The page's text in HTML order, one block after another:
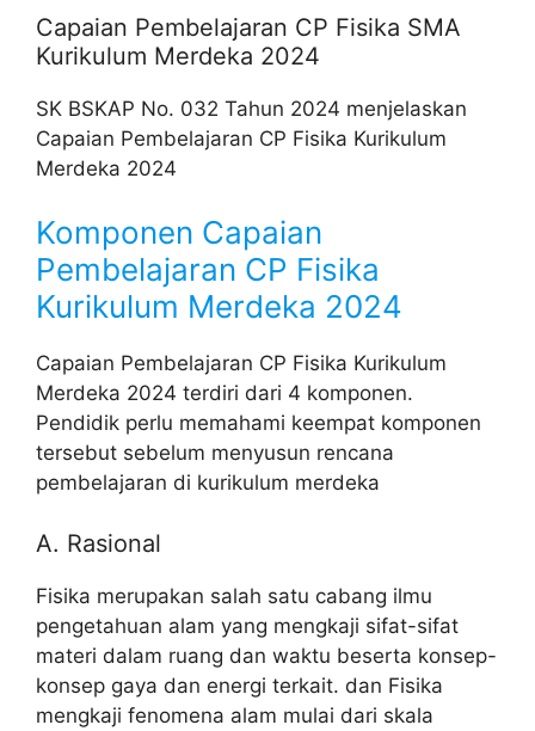
Capaian Pembelajaran CP Fisika SMA
Kurikulum Merdeka 2024
SK BSKAP No. 032 Tahun 2024 menjelaskan
Capaian Pembelajaran CP Fisika Kurikulum
Merdeka 2024
Komponen Capaian
Pembelajaran CP Fisika
Kurikulum Merdeka 2024
Capaian Pembelajaran CP Fisika Kurikulum
Merdeka 2024 terdiri dari 4 komponen.
Pendidik perlu memahami keempat komponen
tersebut sebelum menyusun rencana
pembelajaran di kurikulum merdeka
A. Rasional
Fisika merupakan salah satu cabang ilmu
pengetahuan alam yang mengkaji sifat-sifat
materi dalam ruang dan waktu beserta konsep-
konsep gaya dan energi terkait. dan Fisika
mengkaji fenomena alam mulai dari skala